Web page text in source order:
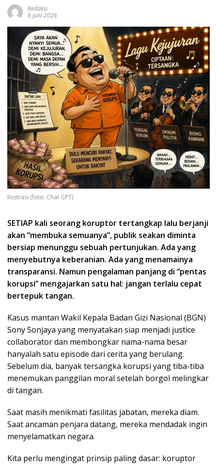
Redaksi
6 Juni 2026
Ilustrasi (foto: Chat GPT)
SETIAP kali seorang koruptor tertangkap lalu berjanji
akan “membuka semuanya”, publik seakan diminta
bersiap menunggu sebuah pertunjukan. Ada yang
menyebutnya keberanian. Ada yang menamainya
transparansi. Namun pengalaman panjang di “pentas
korupsi” mengajarkan satu hal: jangan terlalu cepat
bertepuk tangan.
Kasus mantan Wakil Kepala Badan Gizi Nasional (BGN)
Sony Sonjaya yang menyatakan siap menjadi justice
collaborator dan membongkar nama-nama besar
hanyalah satu episode dari cerita yang berulang.
Sebelum dia, banyak tersangka korupsi yang tiba-tiba
menemukan panggilan moral setelah borgol melingkar
di tangan.
Saat masih menikmati fasilitas jabatan, mereka diam.
Saat ancaman penjara datang, mereka mendadak ingin
menyelamatkan negara.
Kita perlu mengingat prinsip paling dasar: koruptor